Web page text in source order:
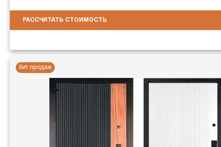
РАССЧИТАТЬ СТОИМОСТЬ
Хит продаж